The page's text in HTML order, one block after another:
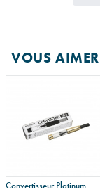
VOUS
Convertisseur Platinum